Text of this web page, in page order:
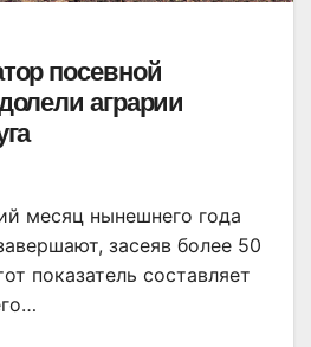
посевной
аграрии
месяц нынешнего года
засеяв более 50
показатель составляет